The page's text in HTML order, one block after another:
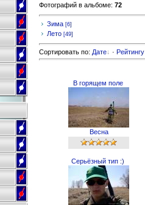
Фотографий в альбоме: 72
Зима [6]
Лето [49]
Сортировать по: Дате · Рейтингу
В горящем поле
Весна
Серьёзный тип :)